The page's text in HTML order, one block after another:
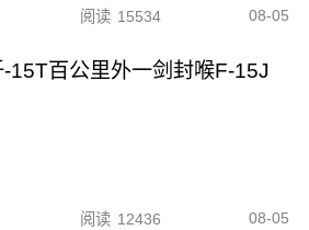
阅读 15534 08-05
15T百公里外一剑封喉F-15J
阅读 12436 08-05